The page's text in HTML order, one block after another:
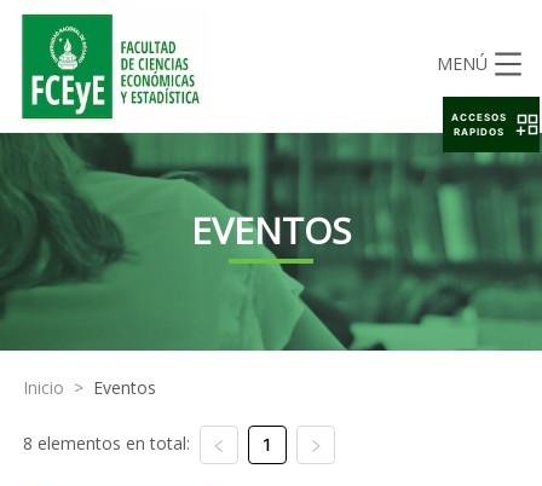
MENÚ
EVENTOS
Inicio > Eventos
8 elementos en total: 1
ACCESOS
RAPIDOS